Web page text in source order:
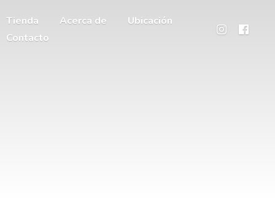
Tienda Acerca de
Ubicación
Contacto